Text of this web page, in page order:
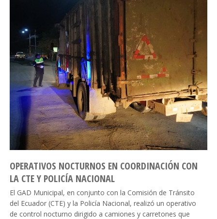
OPERATIVOS NOCTURNOS EN COORDINACIÓN CON
LA CTE Y POLICÍA NACIONAL
El GAD Municipal, en conjunto con la Comisión de Tránsito
del Ecuador (CTE) y la Policía Nacional, realizó un operativo
de control nocturno dirigido a camiones y carretones que